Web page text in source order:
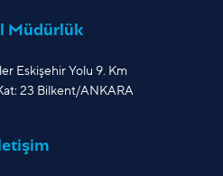
Müdürlük
Eskişehir Yolu 9. Km
23 Bilkent/ANKARA